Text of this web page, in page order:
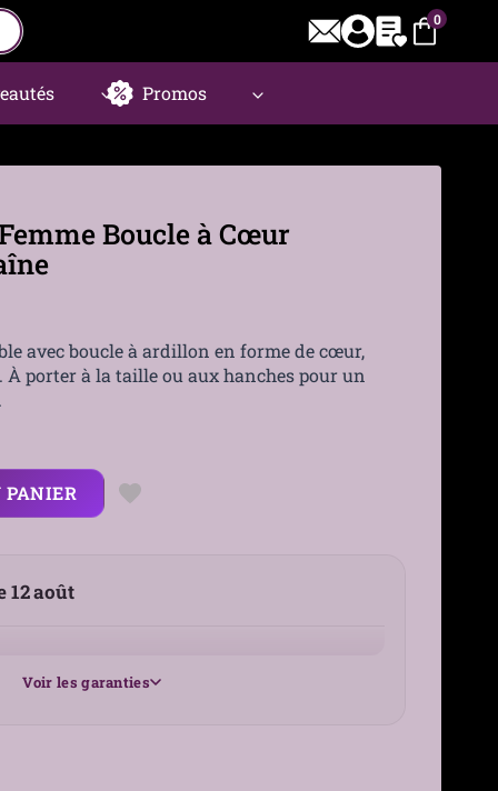
0
Promos
Boucle à Cœur
avec boucle à ardillon en forme de cœur,
porter à la taille ou aux hanches pour un
PANIER
12 août
Voir les garanties